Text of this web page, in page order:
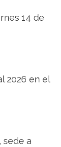
14 de
2026 en el
sede a